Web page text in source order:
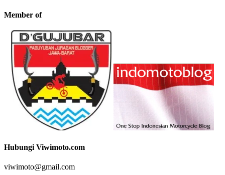
Member of
Hubungi Viwimoto.com
viwimoto@gmail.com